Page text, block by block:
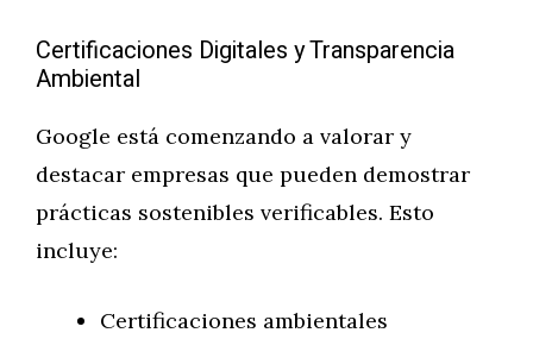
Certificaciones Digitales y Transparencia
Ambiental
Google está comenzando a valorar y
destacar empresas que pueden demostrar
prácticas sostenibles verificables. Esto
incluye:
Certificaciones ambientales